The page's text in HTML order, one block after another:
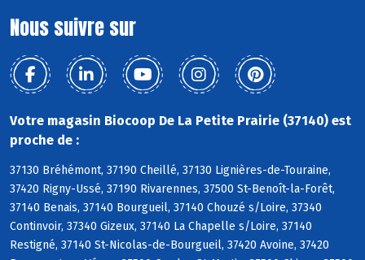
Nous suivre sur
Votre magasin Biocoop De La Petite Prairie (37140) est
proche de :
37130 Bréhémont, 37190 Cheillé, 37130 Lignières-de-Touraine,
37420 Rigny-Ussé, 37190 Rivarennes, 37500 St-Benoît-la-Forêt,
37140 Benais, 37140 Bourgueil, 37140 Chouzé s/Loire, 37340
Continvoir, 37340 Gizeux, 37140 La Chapelle s/Loire, 37140
Restigné, 37140 St-Nicolas-de-Bourgueil, 37420 Avoine, 37420